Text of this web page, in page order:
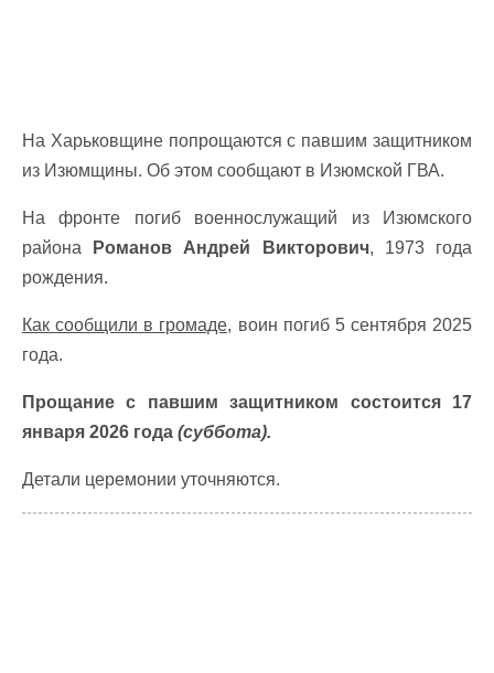
На Харьковщине попрощаются с павшим защитником
из Изюмщины. Об этом сообщают в Изюмской ГВА.
На фронте погиб военнослужащий из Изюмского
района
Романов Андрей Викторович, 1973 года
рождения.
Как сообщили в громаде, воин погиб 5 сентября 2025
года.
Прощание с павшим защитником состоится 17
января 2026 года (суббота).
Детали церемонии уточняются.